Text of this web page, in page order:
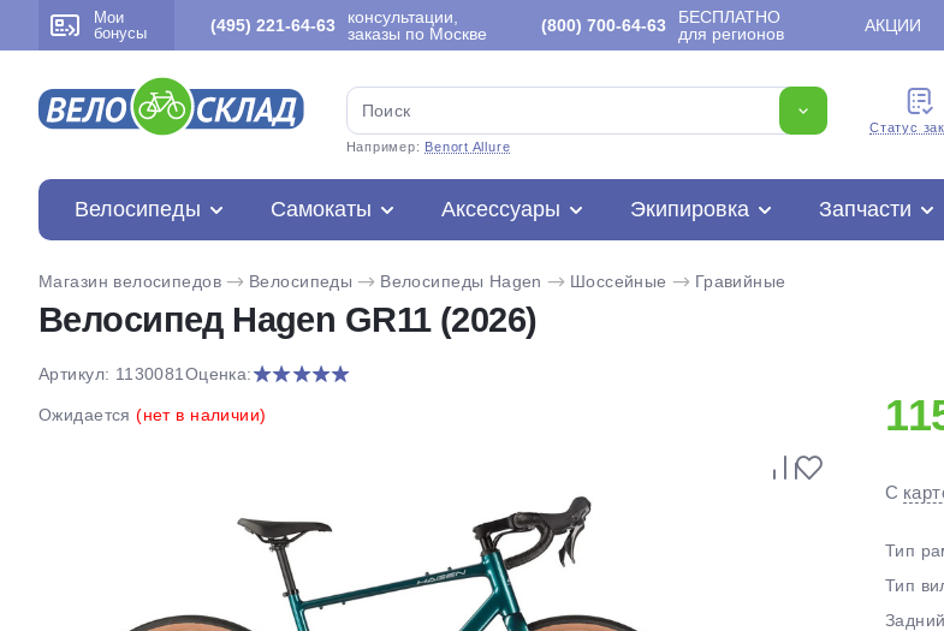
Мои
бонусы
(495) 221-64-63
консультации,
заказы по Москве
(800) 700-64-63
БЕСПЛАТНО
для регионов
АКЦИИ
Например: Benort Allure
Cтатус
Велосипеды Самокаты Аксессуары Экипировка Запчасти
Магазин велосипедов Велосипеды Велосипеды Hagen Шоссейные Гравийные
Велосипед Hagen GR11 (2026)
Артикул: 1130081 Оценка:
Ожидается(нет в наличии)
С
Тип
Тип
Разбейте
на части
без переплат